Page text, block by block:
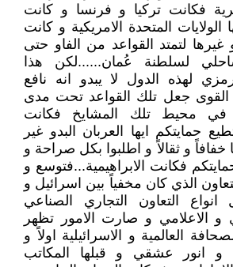
فكانت تركيا و فرنسا و كانت
الولايات المتحدة الامريكية و كانت
غيرها لتمتد القواعد من الفاو حتى
لسلطنة عُمان......لكن هذا
لهذه الدول لا يبدو انه نافع
القوى جعل تلك القواعد تحت مدى
في محيط تلك المشايخ فكانت
حمايتكم ايها العربان البدو غير
خفافاً و ثقالاً و اطلبوا بكل صراحة و
فكانت الابراهيمية...فتوسع و
الذي كان مخفياً بين اسرائيل و
التعاون التجاري الصناعي
و الاعلامي و صارت الامور تظهر
العالمية و الاسرائيلية اولاً و
و انور عشقي و قبلها المكاتب